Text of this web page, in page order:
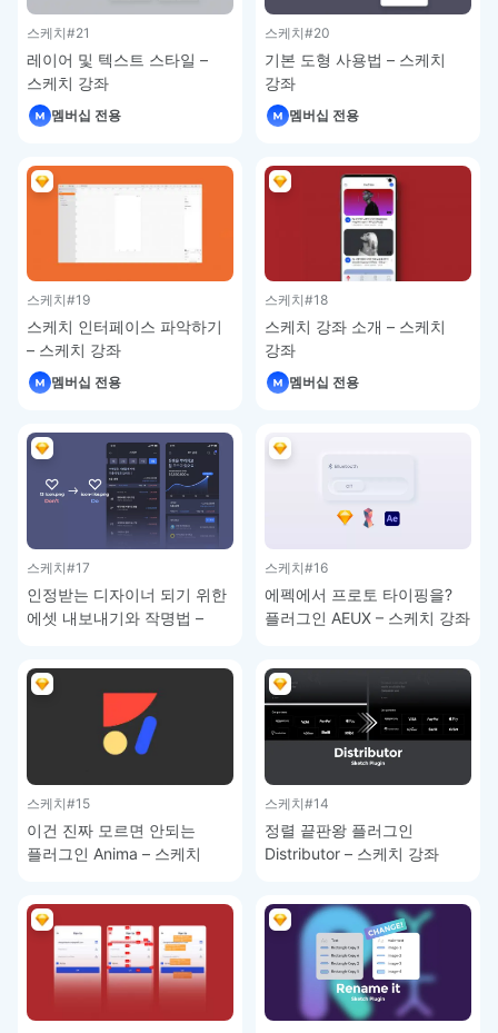
스케치#21
레이어 및 텍스트 스타일 –
스케치 강좌
멤버십 전용
스케치#20
기본 도형 사용법 – 스케치
강좌
멤버십 전용
스케치#19
스케치 인터페이스 파악하기
– 스케치 강좌
멤버십 전용
스케치#18
스케치 강좌 소개 – 스케치
강좌
멤버십 전용
스케치#17
인정받는 디자이너 되기 위한
에셋 내보내기와 작명법 –
스케치#16
에펙에서 프로토 타이핑을?
플러그인 AEUX – 스케치 강좌
스케치#15
이건 진짜 모르면 안되는
플러그인 Anima – 스케치
스케치#14
정렬 끝판왕 플러그인
Distributor – 스케치 강좌